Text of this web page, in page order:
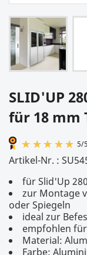
SLID'UP
für 18 mm
Artikel-Nr. :
für Slid'Up 280
zur Montage
oder Spiegeln
ideal zur
empfohlen
Material:
Farbe: